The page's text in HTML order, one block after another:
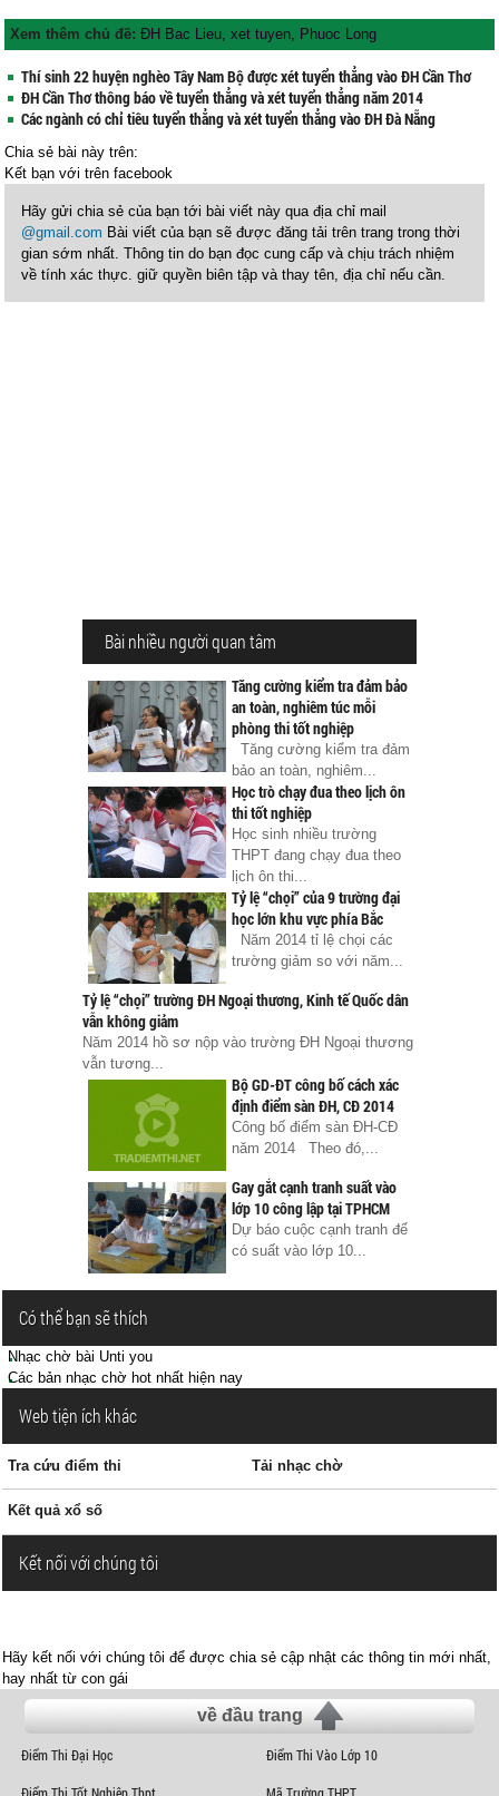
Xem thêm chủ đề:ĐH Bac Lieu,xet tuyen, Phuoc Long
Thí sinh 22 huyện nghèo Tây Nam Bộ được xét tuyển thẳng vào ĐH Cần Thơ
ĐH Cần Thơ thông báo về tuyển thẳng và xét tuyển thẳng năm 2014
Các ngành có chỉ tiêu tuyển thẳng và xét tuyển thẳng vào ĐH Đà Nẵng
Chia sẻ bài này trên:
Kết bạn vớitrên facebook
Hãy gửi chia sẻ của bạn tới bài viết này qua địa chỉ mail
@gmail.com Bài viết của bạn sẽ được đăng tải trên trang trong thời
gian sớm nhất. Thông tin do bạn đọc cung cấp và chịu trách nhiệm
về tính xác thực. giữ quyền biên tập và thay tên, địa chỉ nếu cần.
Bài nhiều người quan tâm
Tăng cường kiểm tra đảm bảo
an toàn, nghiêm túc mỗi
phòng thi tốt nghiệp
Tăng cường kiểm tra đảm
bảo an toàn, nghiêm...
Học trò chạy đua theo lịch ôn
thi tốt nghiệp
Học sinh nhiều trường
THPT đang chạy đua theo
lịch ôn thi...
Tỷ lệ “chọi” của 9 trường đại
học lớn khu vực phía Bắc
Năm 2014 tỉ lệ chọi các
trường giảm so với năm...
Tỷ lệ “chọi” trường ĐH Ngoại thương, Kinh tế Quốc dân
vẫn không giảm
Năm 2014 hồ sơ nộp vào trường ĐH Ngoại thương
vẫn tương...
Bộ GD-ĐT công bố cách xác
định điểm sàn ĐH, CĐ 2014
Công bố điểm sàn ĐH-CĐ
năm 2014 Theo đó,...
Gay gắt cạnh tranh suất vào
lớp 10 công lập tại TPHCM
Dự báo cuộc cạnh tranh để
có suất vào lớp 10...
Có thể bạn sẽ thích
Nhạc chờ bài Unti you
Các bản nhạc chờ hot nhất hiện nay
Web tiện ích khác
Tra cứu điểm thi Tải nhạc chờ
Kết quả xổ số
Kết nối với chúng tôi
Hãy kết nối với chúng tôi để được chia sẻ cập nhật các thông tin mới nhất,
hay nhất từ con gái
về đầu trang
Điểm Thi Đại Học Điểm Thi Vào Lớp 10